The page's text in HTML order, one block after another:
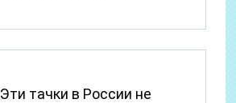
Эти тачки в России не